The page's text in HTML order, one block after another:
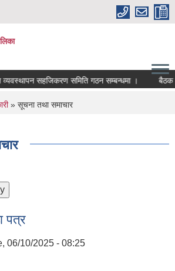
सहजिकरण समिति गठन सम्बन्धमा । बैठक
» सूचना तथा समाचार
पत्र
06/10/2025 - 08:25